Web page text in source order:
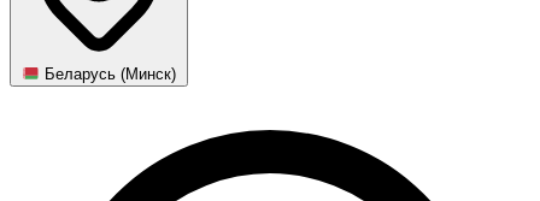
Беларусь (Минск)